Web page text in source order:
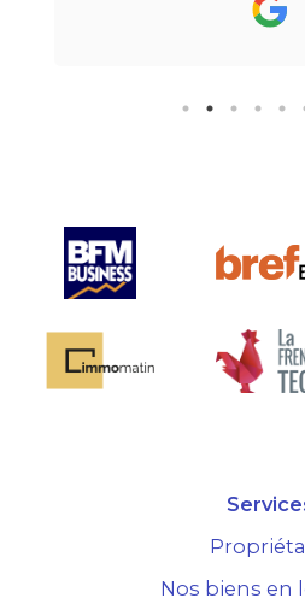
24h par
supplémentaire
Nos biens en